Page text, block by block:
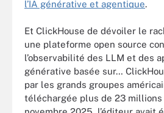
l’IA générative et agentique.
Et ClickHouse de dévoiler le
une plateforme open source
l’observabilité des LLM et des
générative basée sur…
par les grands groupes
téléchargée plus de 23 millions